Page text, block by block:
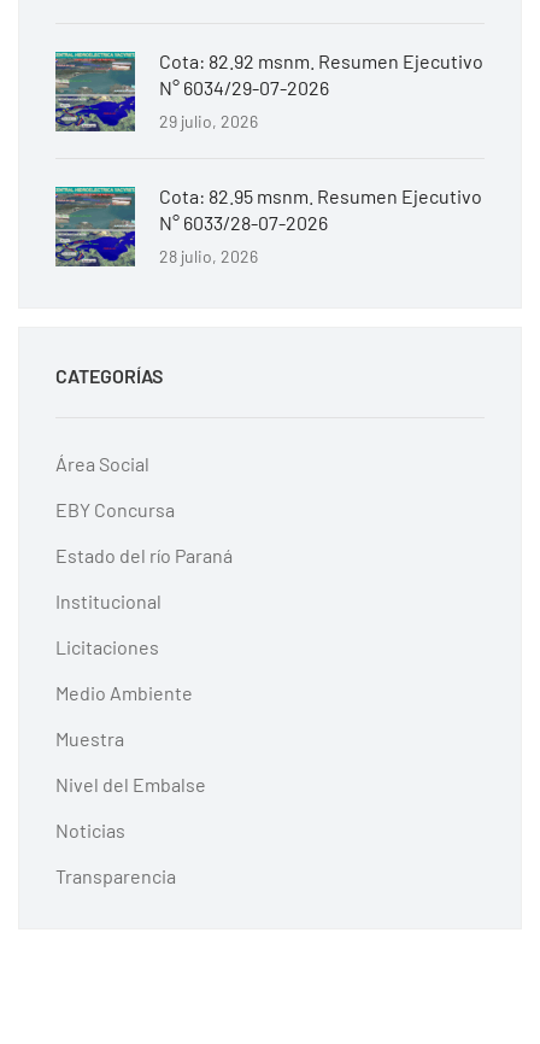
Cota: 82.92 msnm. Resumen Ejecutivo
N° 6034/29-07-2026
29 julio, 2026
Cota: 82.95 msnm. Resumen Ejecutivo
N° 6033/28-07-2026
28 julio, 2026
CATEGORÍAS
Área Social
EBY Concursa
Estado del río Paraná
Institucional
Licitaciones
Medio Ambiente
Muestra
Nivel del Embalse
Noticias
Transparencia